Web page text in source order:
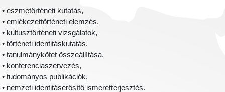
• eszmetörténeti kutatás,
• emlékezettörténeti elemzés,
• kultusztörténeti vizsgálatok,
• történeti identitáskutatás,
• tanulmánykötet összeállítása,
• konferenciaszervezés,
• tudományos publikációk,
• nemzeti identitáserősítő ismeretterjesztés.